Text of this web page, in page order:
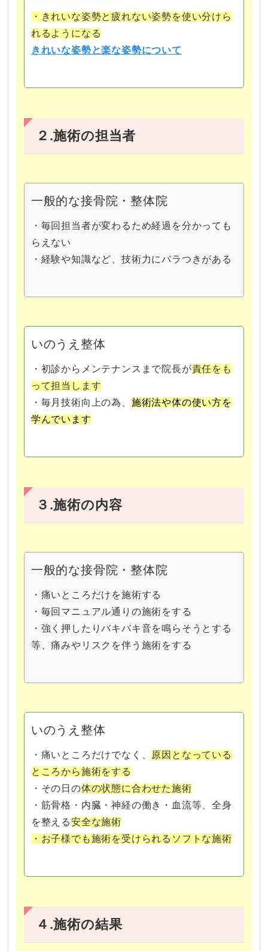
・きれいな姿勢と疲れない姿勢を使い分けら
れるようになる
きれいな姿勢と楽な姿勢について
２.施術の担当者
一般的な接骨院・整体院
・毎回担当者が変わるため経過を分かっても
らえない
・経験や知識など、技術力にバラつきがある
いのうえ整体
・初診からメンテナンスまで院長が責任をも
って担当します
・毎月技術向上の為、 施術法や体の使い方を
学んでいます
３.施術の内容
一般的な接骨院・整体院
・痛いところだけを施術する
・毎回マニュアル通りの施術をする
・強く押したりバキバキ音を鳴らそうとする
等、痛みやリスクを伴う施術をする
いのうえ整体
・痛いところだけでなく、 原因となっている
ところから施術をする
・その日の体の状態に合わせた施術
・筋骨格・内臓・神経の働き・血流等、全身
を整える安全な施術
・お子様でも施術を受けられるソフトな施術
４.施術の結果